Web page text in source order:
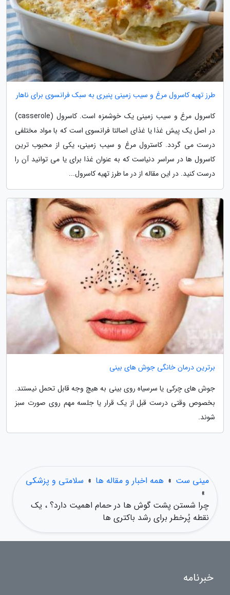
طرز تهیه کاسرول مرغ و سیب زمینی پنیری به سبک فرانسوی برای ناهار
کاسرول مرغ و سیب زمینی یک خوشمزه است. کاسرول (casserole)
در اصل یک پیش غذا یا غذای اصالتا فرانسوی است که با مواد مختلفی
درست می گردد. کاسترول مرغ و سیب زمینی، یکی از محبوب ترین
کاسرول ها در سراسر دنیاست که به عنوان غذا برای یا می توانید آن را
درست کنید. در این مقاله از در ما طرز تهیه کاسرول...
برترین درمان خانگی جوش های بینی
جوش های چرکی یا سرسیاه روی بینی به هیچ وجه قابل تحمل نیستند.
بخصوص وقتی درست قبل از یک قرار یا جلسه مهم روی صورت سبز
شوند.
مینی ست » همه اخبار و مقاله ها » سلامتی و پزشکی
»
چرا شستن پشت گوش ها در حمام اهمیت دارد؟ ، یک
نقطه پُرخطر برای رشد باکتری ها
خبرنامه